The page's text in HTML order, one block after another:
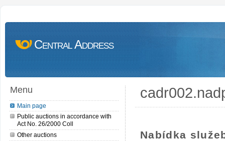
Central Address
Menu
Main page
Public auctions in accordance with
Act No. 26/2000 Coll
Other auctions
Nabídka